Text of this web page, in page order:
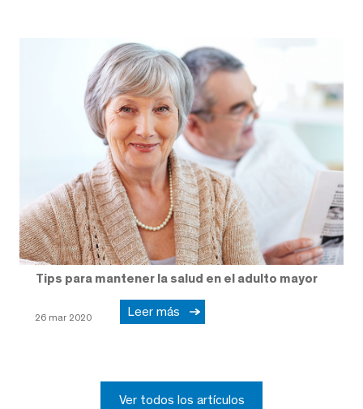
Tips para mantener la salud en el adulto mayor
26 mar 2020 Leer más
Ver todos los artículos